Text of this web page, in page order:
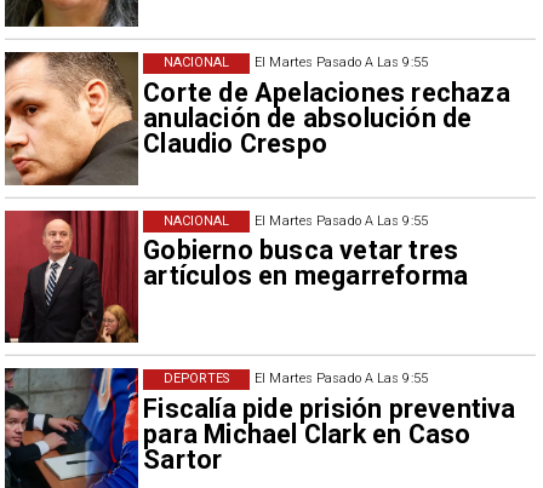
El Martes Pasado A Las 9:55
Corte de Apelaciones rechaza
anulación de absolución de
Claudio Crespo
NACIONAL
El Martes Pasado A Las 9:55
Gobierno busca vetar tres
artículos en megarreforma
NACIONAL
El Martes Pasado A Las 9:55
Fiscalía pide prisión preventiva
para Michael Clark en Caso
Sartor
DEPORTES